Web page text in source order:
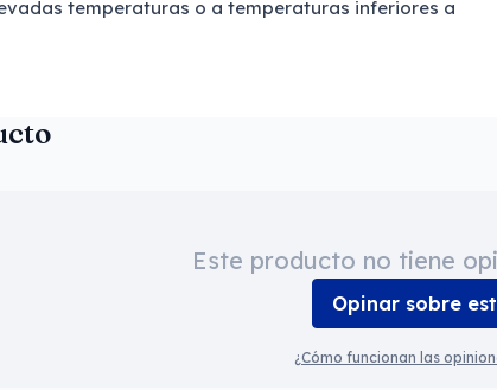
temperaturas o a temperaturas inferiores a
Este producto no tiene
Opinar sobre
¿Cómo funcionan las